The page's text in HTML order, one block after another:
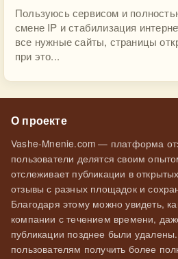
Пользуюсь сервисом и
смене IP и стабилизация
все нужные сайты, страницы
при это...
О проекте
Vashe-Mnenie.com — платформа
пользователи делятся своим
отслеживает публикации в
отзывы с разных площадок и
Благодаря этому можно увидеть,
компании с течением времени,
публикации позднее были
пользователям получить более